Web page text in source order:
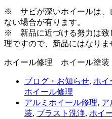
※ サビが深いホイールは、
ない場合が有ります。
※ 新品に近づける努力は致
理ですので、新品にはなりま
ホイール修理 ホイール塗
ブログ・お知らせ, ホイ
ホイール修理
アルミホイール修理, ア
装, ブラスト洗浄, ホイ